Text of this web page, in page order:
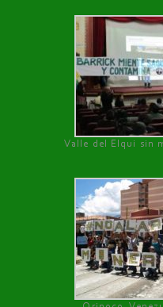
Valle del Elqui sin